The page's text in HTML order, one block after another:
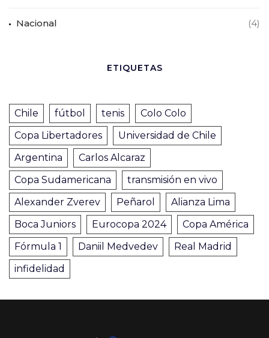
Nacional (4)
ETIQUETAS
Chile fútbol tenis
Colo Colo
Copa Libertadores
Universidad de Chile
Argentina
Carlos Alcaraz
Copa Sudamericana
transmisión en vivo
Alexander Zverev
Peñarol
Alianza Lima
Boca Juniors
Eurocopa 2024
Copa América
Fórmula 1
Daniil Medvedev
Real Madrid
infidelidad